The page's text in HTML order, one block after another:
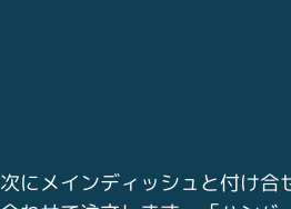
次にメインディッシュと付け合